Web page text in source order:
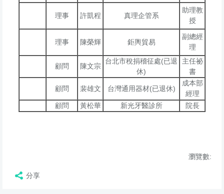
理事 許凱程 真理企管系
助理教
授
理事 陳榮輝 鉅輿貿易
副總經
理
顧問 陳文宗
台北市稅捐稽征處(已退
休)
主任祕
書
顧問 裴雄文 台灣通用器材(已退休)
成本部
經理
顧問
黃松華 新光牙醫診所 院長
瀏覽數:
分享